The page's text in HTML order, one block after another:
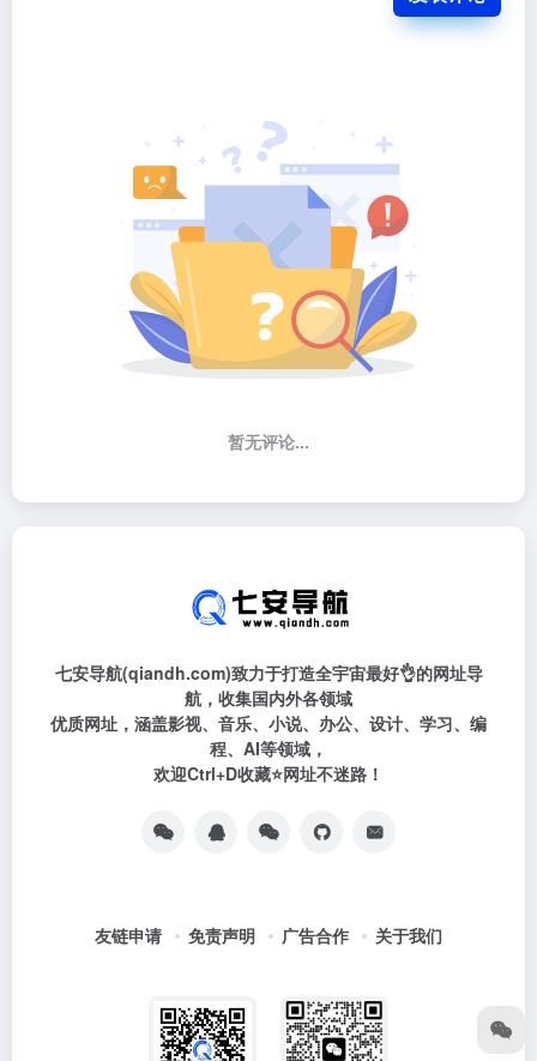
暂无评论...
七安导航(qiandh.com)致力于打造全宇宙最好👌的网址导
航，收集国内外各领域
优质网址，涵盖影视、音乐、小说、办公、设计、学习、编
程、AI等领域，
欢迎Ctrl+D收藏⭐网址不迷路！
友链申请 免责声明 广告合作 关于我们